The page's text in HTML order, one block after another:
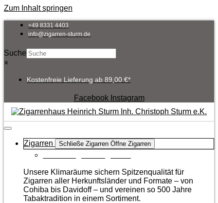
Zum Inhalt springen
+49 8331 4403
info@zigarren-sturm.de
Suche
×
Kostenfreie Lieferung ab 89,00 €*
Facebook Instagram
Zigarren Schließe Zigarren Öffne Zigarren
Unsere Klimaräume sichern Spitzenqualität für
Zigarren aller Herkunftsländer und Formate – von
Cohiba bis Davidoff – und vereinen so 500 Jahre
Tabaktradition in einem Sortiment.